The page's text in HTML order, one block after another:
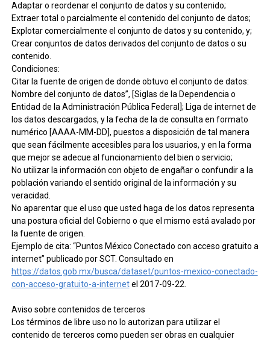
Adaptar o reordenar el conjunto de datos y su contenido;
Extraer total o parcialmente el contenido del conjunto de datos;
Explotar comercialmente el conjunto de datos y su contenido, y;
Crear conjuntos de datos derivados del conjunto de datos o su
contenido.
Condiciones:
Citar la fuente de origen de donde obtuvo el conjunto de datos:
Nombre del conjunto de datos”, [Siglas de la Dependencia o
Entidad de la Administración Pública Federal]; Liga de internet de
los datos descargados, y la fecha de la de consulta en formato
numérico [AAAA-MM-DD], puestos a disposición de tal manera
que sean fácilmente accesibles para los usuarios, y en la forma
que mejor se adecue al funcionamiento del bien o servicio;
No utilizar la información con objeto de engañar o confundir a la
población variando el sentido original de la información y su
veracidad.
No aparentar que el uso que usted haga de los datos representa
una postura oficial del Gobierno o que el mismo está avalado por
la fuente de origen.
Ejemplo de cita: “Puntos México Conectado con acceso gratuito a
internet” publicado por SCT. Consultado en
https://datos.gob.mx/busca/dataset/puntos-mexico-conectado-
con-acceso-gratuito-a-internetel 2017-09-22.
Aviso sobre contenidos de terceros
Los términos de libre uso no lo autorizan para utilizar el
contenido de terceros como pueden ser obras en cualquier